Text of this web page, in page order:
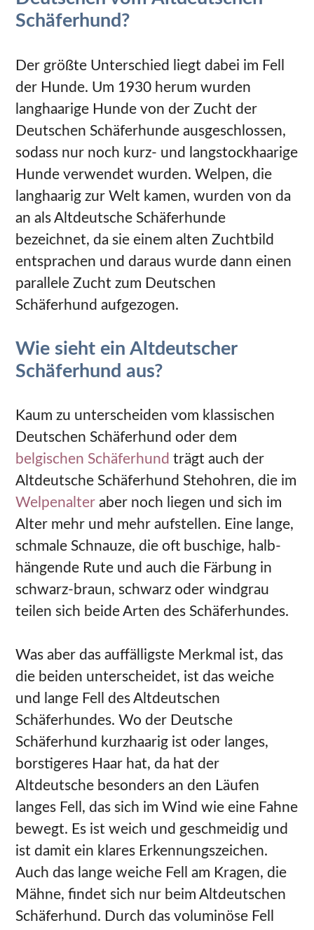
Schäferhund?
Der größte Unterschied liegt dabei im Fell
der Hunde. Um 1930 herum wurden
langhaarige Hunde von der Zucht der
Deutschen Schäferhunde ausgeschlossen,
sodass nur noch kurz- und langstockhaarige
Hunde verwendet wurden. Welpen, die
langhaarig zur Welt kamen, wurden von da
an als Altdeutsche Schäferhunde
bezeichnet, da sie einem alten Zuchtbild
entsprachen und daraus wurde dann einen
parallele Zucht zum Deutschen
Schäferhund aufgezogen.
Wie sieht ein Altdeutscher
Schäferhund aus?
Kaum zu unterscheiden vom klassischen
Deutschen Schäferhund oder dem
belgischen Schäferhund trägt auch der
Altdeutsche Schäferhund Stehohren, die im
Welpenalter aber noch liegen und sich im
Alter mehr und mehr aufstellen. Eine lange,
schmale Schnauze, die oft buschige, halb-
hängende Rute und auch die Färbung in
schwarz-braun, schwarz oder windgrau
teilen sich beide Arten des Schäferhundes.
Was aber das auffälligste Merkmal ist, das
die beiden unterscheidet, ist das weiche
und lange Fell des Altdeutschen
Schäferhundes. Wo der Deutsche
Schäferhund kurzhaarig ist oder langes,
borstigeres Haar hat, da hat der
Altdeutsche besonders an den Läufen
langes Fell, das sich im Wind wie eine Fahne
bewegt. Es ist weich und geschmeidig und
ist damit ein klares Erkennungszeichen.
Auch das lange weiche Fell am Kragen, die
Mähne, findet sich nur beim Altdeutschen
Schäferhund. Durch das voluminöse Fell